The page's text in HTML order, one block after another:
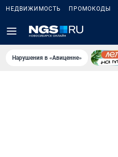
НЕДВИЖИМОСТЬ ПРОМОКОДЫ
Нарушения в «Авиценне»